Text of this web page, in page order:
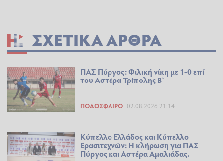
ΣΧΕΤΙΚΆ ΆΡΘΡΑ
ΠΑΣ Πύργος: Φιλική νίκη με 1-0 επί
του Αστέρα Τρίπολης Β’
ΠΟΔΌΣΦΑΙΡΟ 02.08.2026 21:14
Κύπελλο Ελλάδος και Κύπελλο
Ερασιτεχνών: Η κλήρωση για ΠΑΣ
Πύργος και Αστέρα Αμαλιάδας.